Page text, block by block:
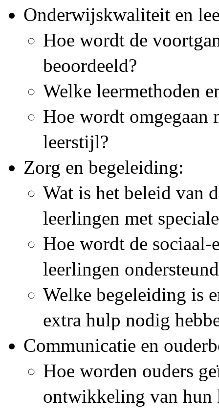
Onderwijskwaliteit en
Hoe wordt de
beoordeeld?
Welke leermethoden
Hoe wordt omgegaan
leerstijl?
Zorg en begeleiding:
Wat is het beleid van
leerlingen met
Hoe wordt de
leerlingen
Welke begeleiding is
extra hulp nodig
Communicatie en
Hoe worden ouders
ontwikkeling van hun